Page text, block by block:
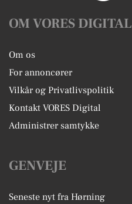
OM VORES DIGITAL
Om os
For annoncører
Vilkår og Privatlivspolitik
Kontakt VORES Digital
Administrer samtykke
GENVEJE
Seneste nyt fra Hørning